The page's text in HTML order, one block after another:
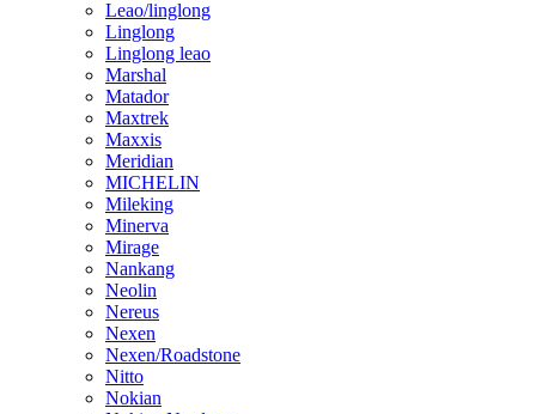
Leao/linglong
Linglong
Linglong leao
Marshal
Matador
Maxtrek
Maxxis
Meridian
MICHELIN
Mileking
Minerva
Mirage
Nankang
Neolin
Nereus
Nexen
Nexen/Roadstone
Nitto
Nokian